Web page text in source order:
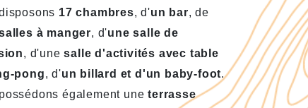
17 chambres, d'un bar, de
à manger, d'une salle de
, d'unesalle d'activités avec table
pong, d'un billard et d'un baby-foot.
également uneterrasse